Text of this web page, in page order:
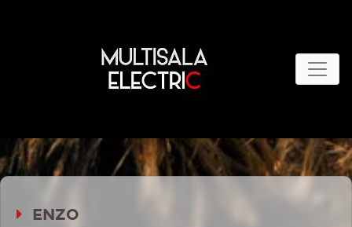
ENZO